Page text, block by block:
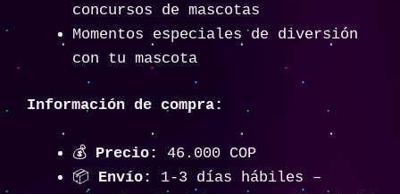
concursos de mascotas
Momentos especiales de diversión
con tu mascota
Información de compra:
💰 Precio:
46.000 COP
📦 Envío:
1-3 días hábiles –